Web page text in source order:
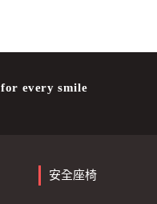
every smile
安全座椅